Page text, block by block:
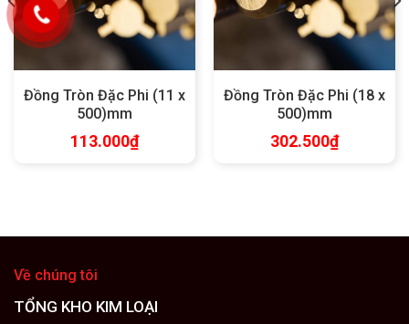
Đồng Tròn Đặc Phi (11 x
500)mm
113.000₫
Đồng Tròn Đặc Phi (18 x
500)mm
302.500₫
Về chúng tôi
TỔNG KHO KIM LOẠI